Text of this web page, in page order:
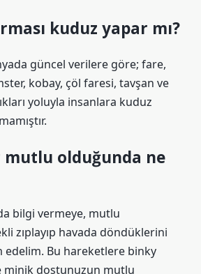
kuduz yapar mı?
güncel verilere göre; fare,
kobay, çöl faresi, tavşan ve
yoluyla insanlara kuduz
mutlu olduğunda ne
bilgi vermeye, mutlu
zıplayıp havada döndüklerini
edelim. Bu hareketlere binky
minik dostunuzun mutlu